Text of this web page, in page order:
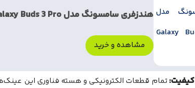
هندزفری سامسونگ مدل Galaxy Buds 3 Pro
مشاهده و خرید
کیفیت:تمام قطعات الکترونیکی و هسته فناوری این